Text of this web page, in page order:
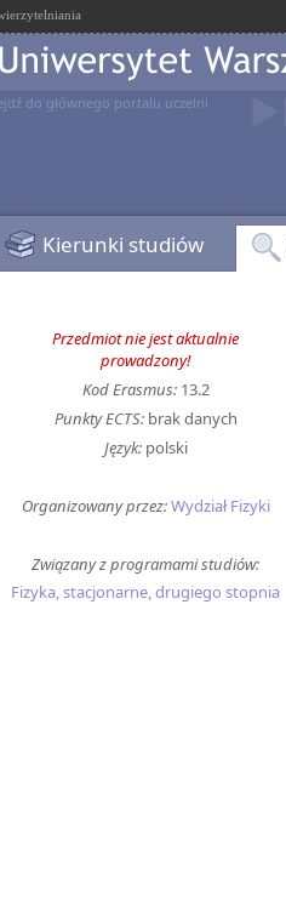
do głównego portalu uczelni
Kierunki studiów
Przedmiot nie jest aktualnie
prowadzony!
Kod Erasmus:13.2
Punkty ECTS:brak danych
Język:polski
Organizowany przez:Wydział Fizyki
Związany z programami studiów:
Fizyka, stacjonarne, drugiego stopnia